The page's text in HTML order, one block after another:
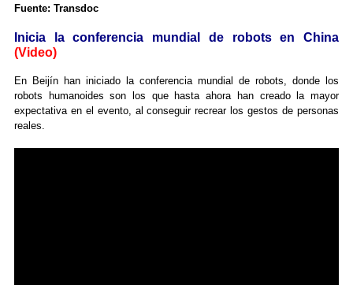
Fuente: Transdoc
Inicia la conferencia mundial de robots en China
(Video)
En Beijín han iniciado la conferencia mundial de robots, donde los
robots humanoides son los que hasta ahora han creado la mayor
expectativa en el evento, al conseguir recrear los gestos de personas
reales.